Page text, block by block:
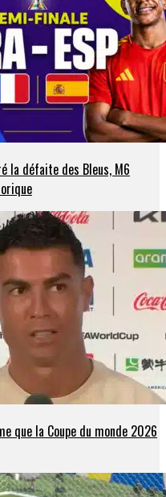
la défaite des Bleus, M6
que la Coupe du monde 2026